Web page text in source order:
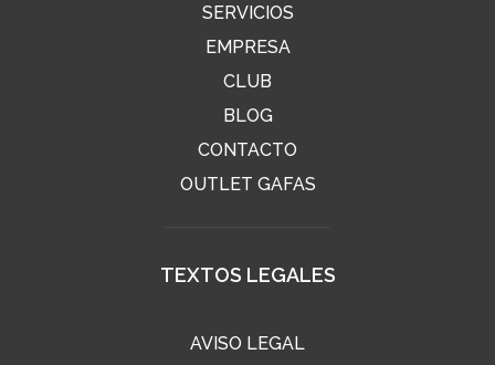
SERVICIOS
EMPRESA
CLUB
BLOG
CONTACTO
OUTLET GAFAS
TEXTOS LEGALES
AVISO LEGAL